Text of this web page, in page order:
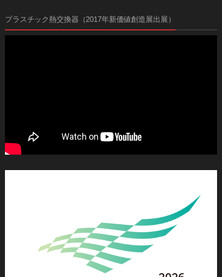
プラスチック熱交換器（2017年新価値創造展出展）